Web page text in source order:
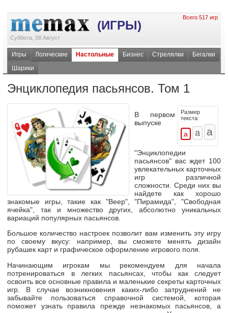
(ИГРЫ)
Суббота, 08 Август
Всего 517 игр
Игры Логические Настольные Бизнес Стрелялки
Бегалки
Шарики
Энциклопедия пасьянсов. Том 1
Размер
текста:
В первом
выпуске
"Энциклопедии
пасьянсов" вас ждет 100
увлекательных карточных
игр различной
сложности. Среди них вы
найдете как хорошо
знакомые игры, такие как "Веер", "Пирамида", "Свободная
ячейка", так и множество других, абсолютно уникальных
вариаций популярных пасьянсов.
Большое количество настроек позволит вам изменить эту игру
по своему вкусу: например, вы сможете менять дизайн
рубашек карт и графическое оформление игрового поля.
Начинающим игрокам мы рекомендуем для начала
потренироваться в легких пасьянсах, чтобы как следует
освоить все основные правила и маленькие секреты карточных
игр. В случае возникновения каких-либо затруднений не
забывайте пользоваться справочной системой, которая
поможет узнать правила прежде незнакомых пасьянсов, а